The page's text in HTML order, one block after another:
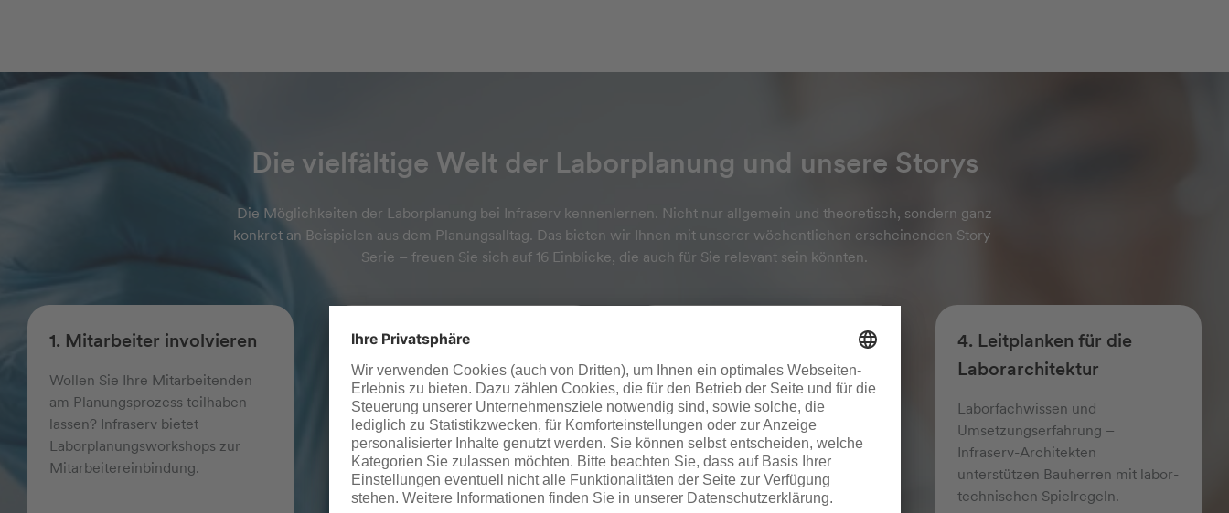
Die vielfältige Welt der Laborplanung und unsere Storys
Die Möglichkeiten der Laborplanung bei Infraserv kennenlernen. Nicht nur allgemein und theoretisch, sondern ganz
konkret an Beispielen aus dem Planungsalltag. Das bieten wir Ihnen mit unserer wöchentlichen erscheinenden Story-
Serie – freuen Sie sich auf 16 Einblicke, die auch für Sie relevant sein könnten.
1. Mitarbeiter involvieren
Wollen Sie Ihre Mitarbeitenden
am Planungs­prozess teilhaben
lassen? Infraserv bietet
Laborplanungs­workshops zur
Mitarbeiter­einbindung.
2. Kombinieren von Labor
und Ästhetik
Labor und Ästhetik – kann ich das
sinnvoll verbinden? Moderne
Arbeits­formen bedeuten neue
Anfor­derungen an ein Labor.
3. Effizientes Arbeiten im
Labor
Sie wollen die Lauf­wege in Ihrem
neuen Labor optimieren? Wir
unterstützen Sie bei der Neu­
organisation der Labor­struktur.
4. Leitplanken für die
Laborarchitektur
Laborfachwissen und
Umsetzungs­erfahrung –
Infraserv-Architekten
unterstützen Bau­herren mit labor­
technischen Spielr­egeln.